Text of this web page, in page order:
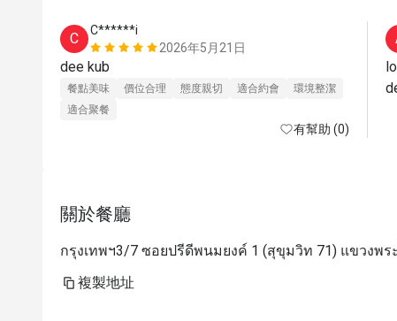
C
C******i
2026年5月21日
dee kub
餐點美味 價位合理 態度親切 適合約會
環境整潔
適合聚餐
有幫助 (0)
關於餐廳
กรุงเทพฯ3/7 ซอยปรีดีพนมยงค์ 1 (สุขุมวิท 71) แขวงพร
複製地址